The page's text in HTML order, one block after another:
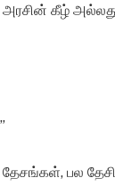
கீழ் அல்லது
தேசங்கள், பல